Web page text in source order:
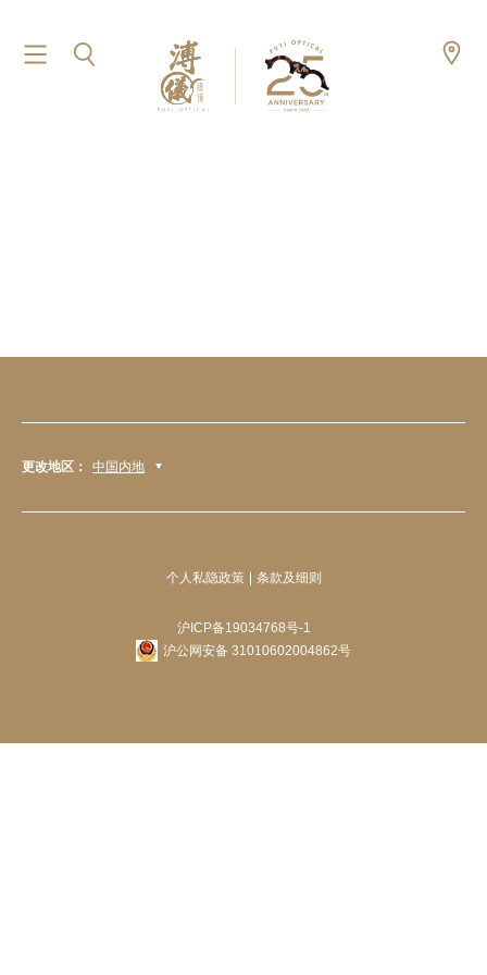
更改地区： 中国内地
个人私隐政策 条款及细则
沪ICP备19034768号-1
沪公网安备 31010602004862号